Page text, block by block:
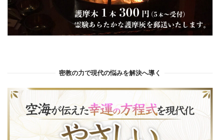
密教の力で現代の悩みを解決へ導く